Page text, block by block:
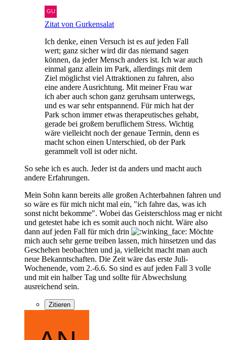
Zitat von Gurkensalat
Ich denke, einen Versuch ist es auf jeden Fall
wert; ganz sicher wird dir das niemand sagen
können, da jeder Mensch anders ist. Ich war auch
einmal ganz allein im Park, allerdings mit dem
Ziel möglichst viel Attraktionen zu fahren, also
eine andere Ausrichtung. Mit meiner Frau war
ich aber auch schon ganz geruhsam unterwegs,
und es war sehr entspannend. Für mich hat der
Park schon immer etwas therapeutisches gehabt,
gerade bei großem beruflichem Stress. Wichtig
wäre vielleicht noch der genaue Termin, denn es
macht schon einen Unterschied, ob der Park
gerammelt voll ist oder nicht.
So sehe ich es auch. Jeder ist da anders und macht auch
andere Erfahrungen.
Mein Sohn kann bereits alle großen Achterbahnen fahren und
so wäre es für mich nicht mal ein, "ich fahre das, was ich
sonst nicht bekomme". Wobei das Geisterschloss mag er nicht
und getestet habe ich es somit auch noch nicht. Wäre also
dann auf jeden Fall für mich drin
Möchte
mich auch sehr gerne treiben lassen, mich hinsetzen und das
Geschehen beobachten und ja, vielleicht macht man auch
neue Bekanntschaften. Die Zeit wäre das erste Juli-
Wochenende, vom 2.-6.6. So sind es auf jeden Fall 3 volle
und mit ein halber Tag und sollte für Abwechslung
ausreichend sein.
Zitieren